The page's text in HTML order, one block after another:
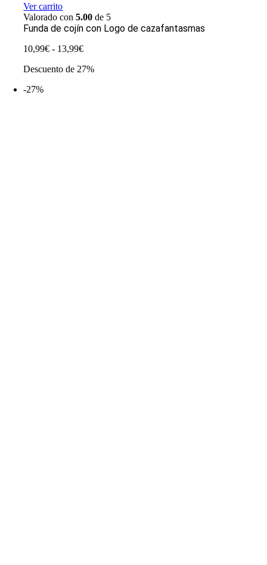
Ver carrito
Valorado con5.00 de 5
Funda de cojín con Logo de cazafantasmas
10,99€ - 13,99€Rango
precios:
Descuento de 27%
-27%